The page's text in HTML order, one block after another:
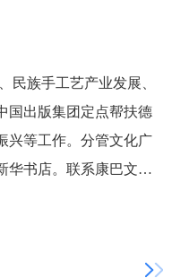
族手工艺产业发展、
国出版集团定点帮扶德
兴等工作。分管文化广
华书店。联系康巴文化